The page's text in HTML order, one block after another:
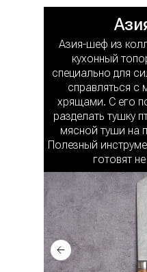
Азия-шеф из
кухонный
специально для
справляться с
хрящами. С его
разделать тушку
мясной туши на
Полезный
готовят